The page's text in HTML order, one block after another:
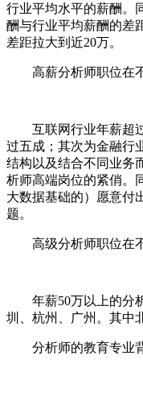
行业平均水平的薪酬。
酬与行业平均薪酬的差
差距拉大到近20万。
高薪分析师职位在
互联网行业年薪超
过五成；其次为金融行
结构以及结合不同业务
析师高端岗位的紧俏。
大数据基础的）愿意付
题。
高级分析师职位在
年薪50万以上的分
圳、杭州、广州。其中
分析师的教育专业